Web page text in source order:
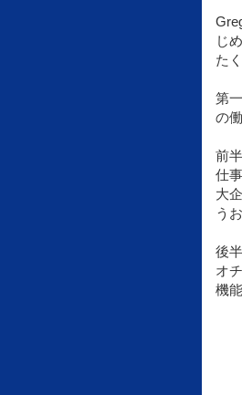
じ
た
第
の
前
仕
大
う
後
オ
機